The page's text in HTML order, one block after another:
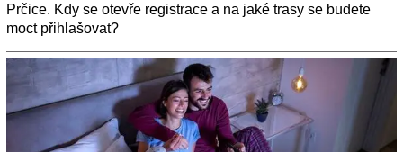
Prčice. Kdy se otevře registrace a na jaké trasy se budete
moct přihlašovat?